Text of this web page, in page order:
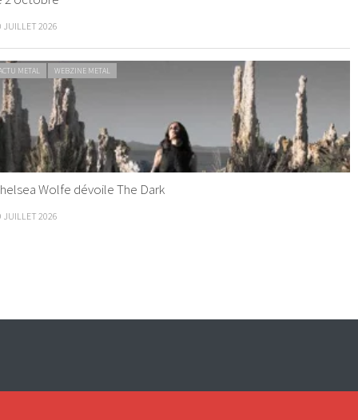
JUILLET 2026
METAL WEBZINE METAL
Wolfe dévoile The Dark
JUILLET 2026